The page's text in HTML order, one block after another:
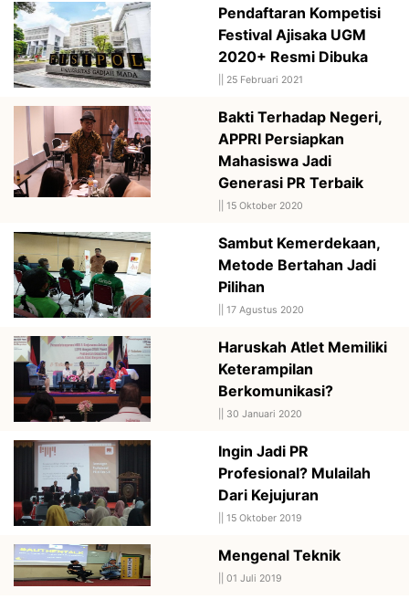
Pendaftaran Kompetisi
Festival Ajisaka UGM
2020+ Resmi Dibuka
25 Februari 2021
Bakti Terhadap Negeri,
APPRI Persiapkan
Mahasiswa Jadi
Generasi PR Terbaik
15 Oktober 2020
Sambut Kemerdekaan,
Metode Bertahan Jadi
Pilihan
17 Agustus 2020
Haruskah Atlet Memiliki
Keterampilan
Berkomunikasi?
30 Januari 2020
Ingin Jadi PR
Profesional? Mulailah
Dari Kejujuran
15 Oktober 2019
Mengenal Teknik
01 Juli 2019